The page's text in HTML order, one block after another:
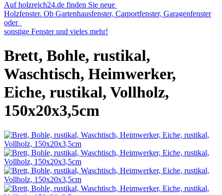
Auf holzreich24.de finden Sie neue
Holzfenster. Ob Gartenhausfenster, Carportfenster, Garagenfenster
oder
sonstige Fenster und vieles mehr!
Brett, Bohle, rustikal,
Waschtisch, Heimwerker,
Eiche, rustikal, Vollholz,
150x20x3,5cm